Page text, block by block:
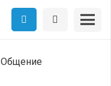
Общение